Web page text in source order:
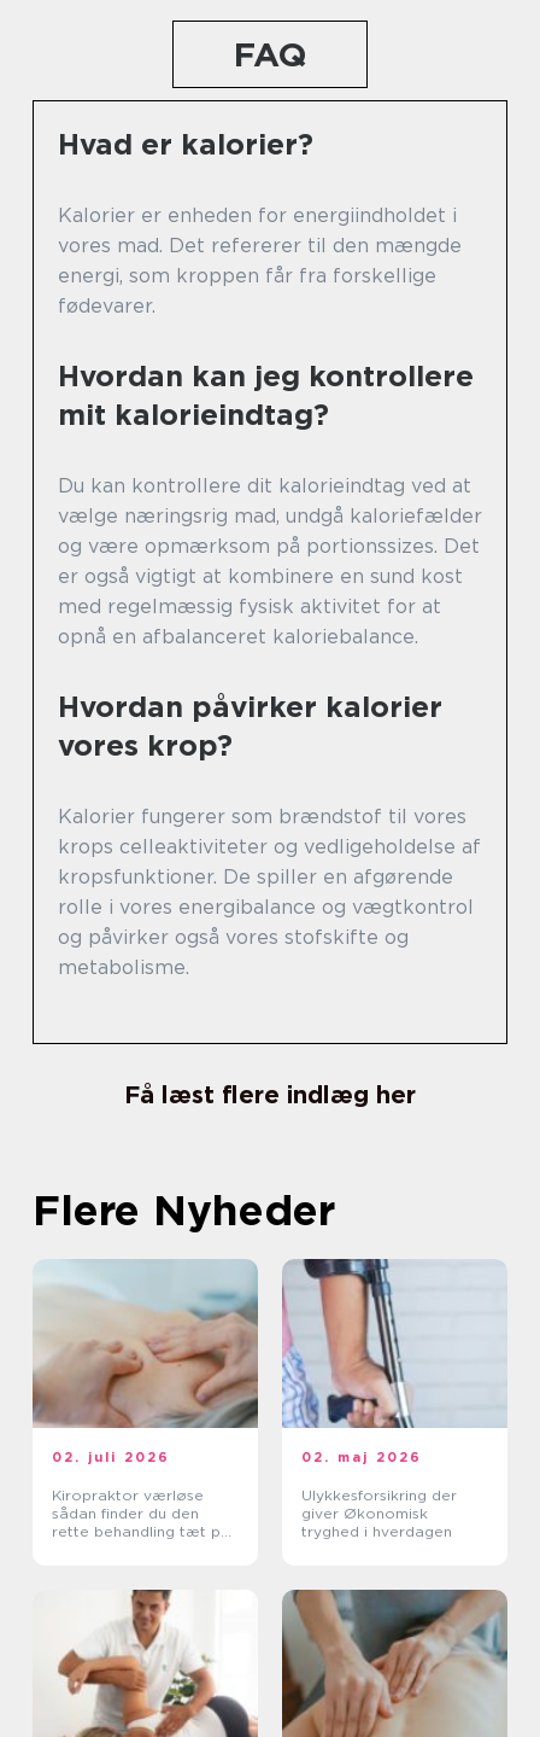
FAQ
Hvad er kalorier?
Kalorier er enheden for energiindholdet i
vores mad. Det refererer til den mængde
energi, som kroppen får fra forskellige
fødevarer.
Hvordan kan jeg kontrollere
mit kalorieindtag?
Du kan kontrollere dit kalorieindtag ved at
vælge næringsrig mad, undgå kaloriefælder
og være opmærksom på portionssizes. Det
er også vigtigt at kombinere en sund kost
med regelmæssig fysisk aktivitet for at
opnå en afbalanceret kaloriebalance.
Hvordan påvirker kalorier
vores krop?
Kalorier fungerer som brændstof til vores
krops celleaktiviteter og vedligeholdelse af
kropsfunktioner. De spiller en afgørende
rolle i vores energibalance og vægtkontrol
og påvirker også vores stofskifte og
metabolisme.
Få læst flere indlæg her
Flere Nyheder
02. juli 2026
Kiropraktor værløse
sådan finder du den
rette behandling tæt på
02. maj 2026
Ulykkesforsikring der
giver Økonomisk
tryghed i hverdagen